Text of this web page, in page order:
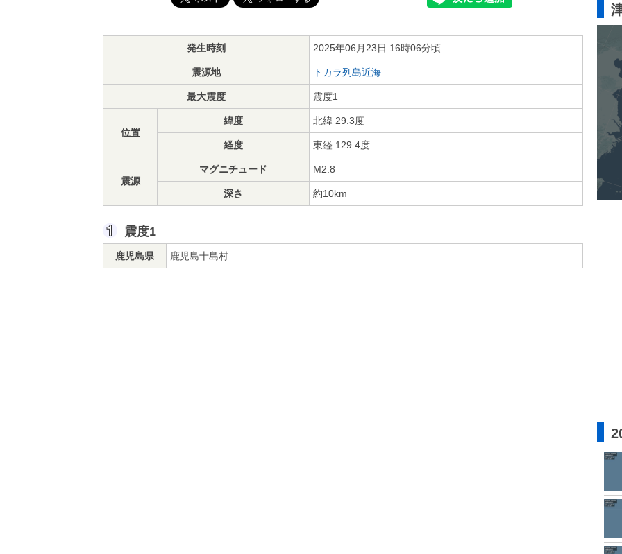
発生時刻 2025年06月23日 16時06分頃
震源地 トカラ列島近海
最大震度 震度1
位置
緯度 北緯 29.3度
経度 東経 129.4度
震源
マグニチュード M2.8
深さ 約10km
震度1
鹿児島県 鹿児島十島村